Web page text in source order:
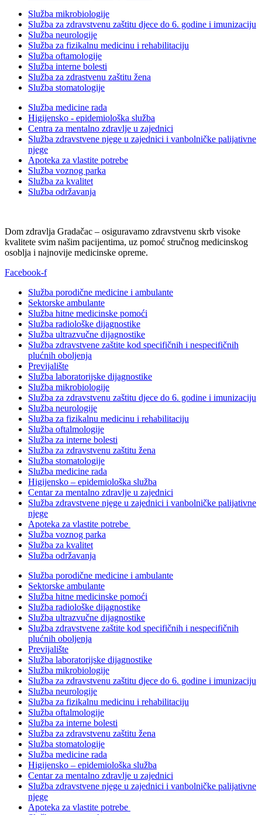
Služba mikrobiologije
Služba za zdravstvenu zaštitu djece do 6. godine i imunizaciju
Služba neurologije
Služba za fizikalnu medicinu i rehabilitaciju
Služba oftamologije
Služba interne bolesti
Služba za zdrastvenu zaštitu žena
Služba stomatologije
Služba medicine rada
Higijensko - epidemiološka služba
Centra za mentalno zdravlje u zajednici
Služba zdravstvene njege u zajednici i vanbolničke palijativne
njege
Apoteka za vlastite potrebe
Služba voznog parka
Služba za kvalitet
Služba održavanja
Dom zdravlja Gradačac – osiguravamo zdravstvenu skrb visoke
kvalitete svim našim pacijentima, uz pomoć stručnog medicinskog
osoblja i najnovije medicinske opreme.
Facebook-f
Služba porodične medicine i ambulante
Sektorske ambulante
Služba hitne medicinske pomoći
Služba radiološke dijagnostike
Služba ultrazvučne dijagnostike
Služba zdravstvene zaštite kod specifičnih i nespecifičnih
plućnih oboljenja
Previjalište
Služba laboratorijske dijagnostike
Služba mikrobiologije
Služba za zdravstvenu zaštitu djece do 6. godine i imunizaciju
Služba neurologije
Služba za fizikalnu medicinu i rehabilitaciju
Služba oftalmologije
Služba za interne bolesti
Služba za zdravstvenu zaštitu žena
Služba stomatologije
Služba medicine rada
Higijensko – epidemiološka služba
Centar za mentalno zdravlje u zajednici
Služba zdravstvene njege u zajednici i vanbolničke palijativne
njege
Apoteka za vlastite potrebe
Služba voznog parka
Služba za kvalitet
Služba održavanja
Služba porodične medicine i ambulante
Sektorske ambulante
Služba hitne medicinske pomoći
Služba radiološke dijagnostike
Služba ultrazvučne dijagnostike
Služba zdravstvene zaštite kod specifičnih i nespecifičnih
plućnih oboljenja
Previjalište
Služba laboratorijske dijagnostike
Služba mikrobiologije
Služba za zdravstvenu zaštitu djece do 6. godine i imunizaciju
Služba neurologije
Služba za fizikalnu medicinu i rehabilitaciju
Služba oftalmologije
Služba za interne bolesti
Služba za zdravstvenu zaštitu žena
Služba stomatologije
Služba medicine rada
Higijensko – epidemiološka služba
Centar za mentalno zdravlje u zajednici
Služba zdravstvene njege u zajednici i vanbolničke palijativne
njege
Apoteka za vlastite potrebe